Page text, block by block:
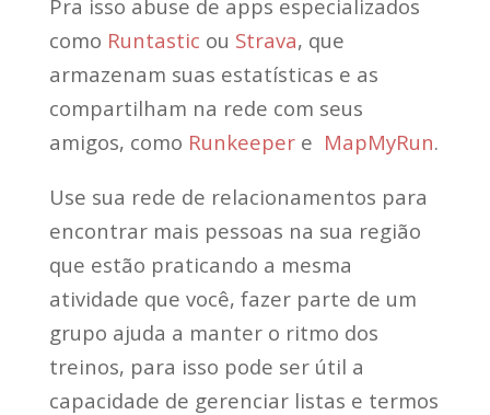
Pra isso abuse de apps especializados
como Runtastic ou Strava, que
armazenam suas estatísticas e as
compartilham na rede com seus
amigos, como Runkeepere MapMyRun.
Use sua rede de relacionamentos para
encontrar mais pessoas na sua região
que estão praticando a mesma
atividade que você, fazer parte de um
grupo ajuda a manter o ritmo dos
treinos, para isso pode ser útil a
capacidade de gerenciar listas e termos